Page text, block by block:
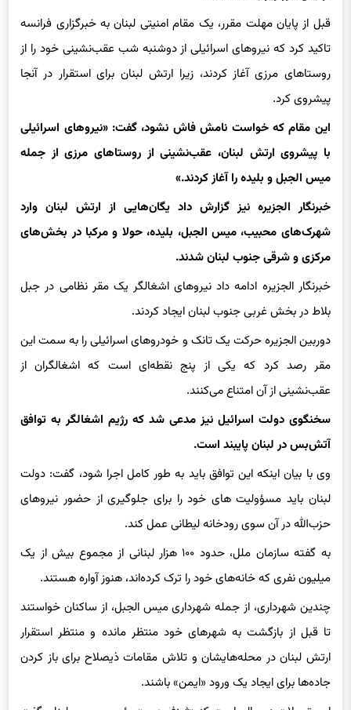
روستاهای مرزی آغاز کردند، زیرا ارتش لبنان برای استقرار در آنجا
پیشروی کرد.
این مقام که خواست نامش فاش نشود، گفت: «نیروهای اسرائیلی
با پیشروی ارتش لبنان، عقب‌نشینی از روستاهای مرزی از جمله
میس الجبل و بلیده را آغاز کردند.»
خبرنگار الجزیره نیز گزارش داد یگان‌هایی از ارتش لبنان وارد
شهرک‌های محبیب، میس الجبل، بلیده، حولا و مرکبا در بخش‌های
مرکزی و شرقی جنوب لبنان شدند.
خبرنگار الجزیره ادامه داد نیروهای اشغالگر یک مقر نظامی در جبل
بلاط در بخش غربی جنوب لبنان ایجاد کردند.
دوربین الجزیره حرکت یک تانک و خودروهای اسرائیلی را به سمت این
مقر رصد کرد که یکی از پنج نقطه‌ای است که اشغالگران از
عقب‌نشینی از آن امتناع ‌می‌کنند.
سخنگوی دولت اسرائیل نیز مدعی شد که رژیم اشغالگر به توافق
آتش‌بس در لبنان پایبند است.
وی با بیان اینکه این توافق باید به طور کامل اجرا شود، گفت: دولت
لبنان باید مسؤولیت های خود را برای جلوگیری از حضور نیروهای
حزب‌الله در آن سوی رودخانه لیطانی عمل کند.
به گفته سازمان ملل، حدود ۱۰۰ هزار لبنانی از مجموع بیش از یک
میلیون نفری که خانه‌های خود را ترک کرده‌اند، هنوز آواره هستند.
چندین شهرداری، از جمله شهرداری میس الجبل، از ساکنان خواستند
تا قبل از بازگشت به شهرهای خود منتظر مانده و منتظر استقرار
ارتش لبنان در محله‌هایشان و تلاش مقامات ذیصلاح برای باز کردن
جاده‌ها برای ایجاد یک ورود «ایمن» باشند.
این تحولات در حالی است که «ژوزف عون»، رئیس جمهور لبنان گفت
که کشورش نگران عدم اجرای کامل عقب‌نشینی اسرائیل از جنوب